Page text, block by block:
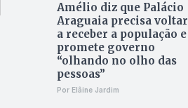
Amélio diz que Palácio
Araguaia precisa voltar
a receber a população e
promete governo
“olhando no olho das
pessoas”
Por Elâine Jardim